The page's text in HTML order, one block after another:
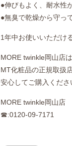
●伸びもよく、耐水性
●無臭で乾燥から守っ
1年中お使いいただけ
MORE twinkle岡山店は
MT化粧品の正規取扱
安心してご購入くださ
MORE twinkle岡山店
☎:0120-09-7171